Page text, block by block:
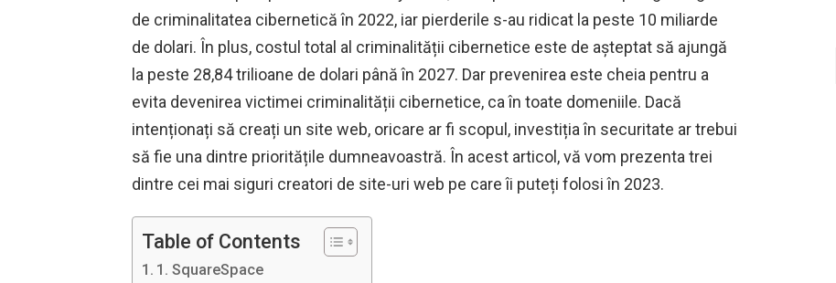
de criminalitatea cibernetică în 2022, iar pierderile s-au ridicat la peste 10 miliarde
de dolari. În plus, costul total al criminalității cibernetice este de așteptat să ajungă
la peste 28,84 trilioane de dolari până în 2027. Dar prevenirea este cheia pentru a
evita devenirea victimei criminalității cibernetice, ca în toate domeniile. Dacă
intenționați să creați un site web, oricare ar fi scopul, investiția în securitate ar trebui
să fie una dintre prioritățile dumneavoastră. În acest articol, vă vom prezenta trei
dintre cei mai siguri creatori de site-uri web pe care îi puteți folosi în 2023.
Table of Contents
1. SquareSpace